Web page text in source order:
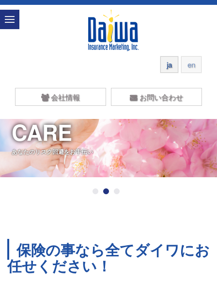
ja en
会社情報 お問い合わせ
CARE
あなたのリスク回避をお手伝い
保険の事なら全てダイワにお
任せください！